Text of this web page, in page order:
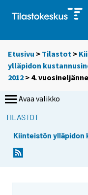
Etusivu > Tilastot >
ylläpidon
2012 > 4.
Avaa valikko
TILASTOT
Kiinteistön ylläpidon